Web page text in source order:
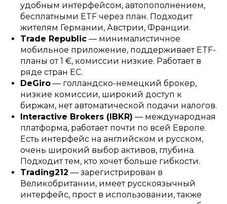
удобным интерфейсом, автопополнением,
бесплатными ETF через план. Подходит
жителям Германии, Австрии, Франции.
Trade Republic — минималистичное
мобильное приложение, поддерживает ETF-
планы от 1 €, комиссии низкие. Работает в
ряде стран ЕС.
DeGiro — голландско-немецкий брокер,
низкие комиссии, широкий доступ к
биржам, нет автоматической подачи налогов.
Interactive Brokers (IBKR) — международная
платформа, работает почти по всей Европе.
Есть интерфейс на английском и русском,
очень широкий выбор активов, глубина.
Подходит тем, кто хочет больше гибкости.
Trading212 — зарегистрирован в
Великобритании, имеет русскоязычный
интерфейс, прост в использовании, также